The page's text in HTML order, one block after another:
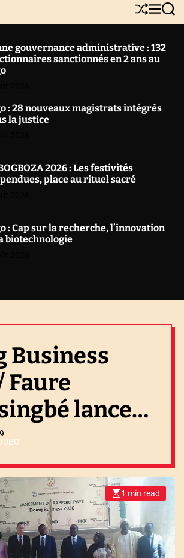
S
h
l
e
M
e
u
S
e
r
c
gouvernance administrative : 132
sanctionnés en 2 ans au
: 28 nouveaux magistrats intégrés
la justice
2026 : Les festivités
place au rituel sacré
: Cap sur la recherche, l’innovation
biotechnologie
Business
Faure
lance
pays.
E
m
a
t
1 min read